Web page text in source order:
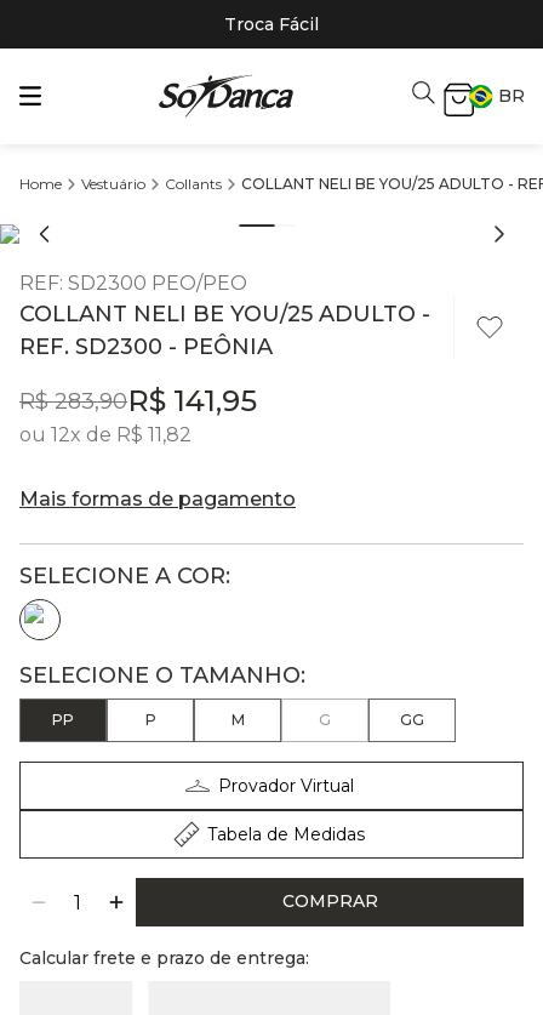
Troca Fácil
BR
Vestuário Collants COLLANT NELI BE YOU/25 ADULTO -
REF: SD2300 PEO/PEO
COLLANT NELI BE YOU/25 ADULTO -
REF. SD2300 - PEÔNIA
R$ 283,90R$ 141,95
ou 12x de R$ 11,82
Mais formas de pagamento
PP P M G GG
Provador Virtual
Tabela de Medidas
COMPRAR
Calcular frete e prazo de entrega: